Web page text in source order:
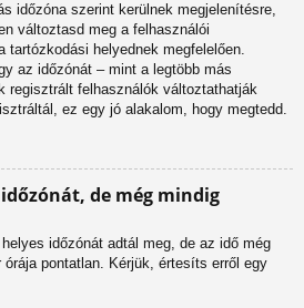
időzóna szerint kerülnek megjelenítésre,
változtasd meg a felhasználói
tartózkodási helyednek megfelelően.
az időzónát – mint a legtöbb más
regisztrált felhasználók változtathatják
ez egy jó alakalom, hogy megtedd.
de még mindig
időzónát adtál meg, de az idő még
pontatlan. Kérjük, értesíts erről egy